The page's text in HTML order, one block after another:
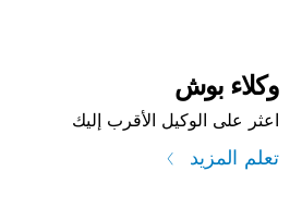
وكلاء بوش
اعثر على الوكيل الأقرب إليك
تعلم المزيد